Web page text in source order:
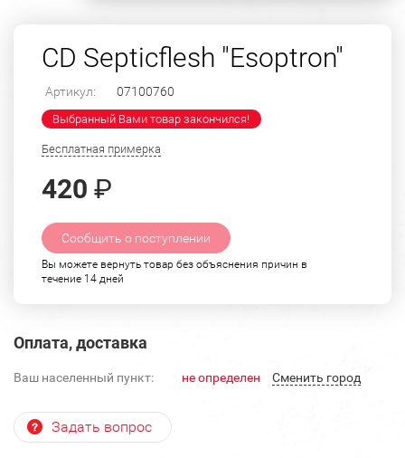
CD Septicflesh "Esoptron"
Артикул: 07100760
Выбранный Вами товар закончился!
Бесплатная примерка
420 ₽
Сообщить о поступлении
Вы можете вернуть товар без объяснения причин в
течение 14 дней
Оплата, доставка
Ваш населенный пункт: не определен Cменить город
Задать вопрос